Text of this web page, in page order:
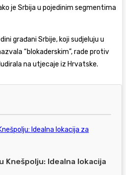
je Srbija u pojedinim segmentima
građani Srbije, koji sudjeluju u
“blokaderskim”, rade protiv
na utjecaje iz Hrvatske.
Knešpolju: Idealna lokacija